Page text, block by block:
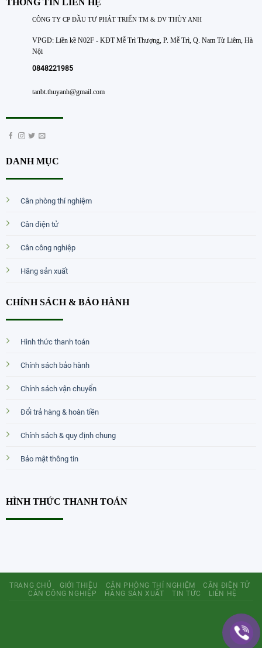
THÔNG TIN LIÊN HỆ
CÔNG TY CP ĐẦU TƯ PHÁT TRIỂN TM & DV THÙY ANH
VPGD: Liền kề N02F - KĐT Mễ Trì Thượng, P. Mễ Trì, Q. Nam Từ Liêm, Hà
Nội
0848221985
tanbt.thuyanh@gmail.com
DANH MỤC
Cân phòng thí nghiệm
Cân điện tử
Cân công nghiệp
Hãng sản xuất
CHÍNH SÁCH & BẢO HÀNH
Hình thức thanh toán
Chính sách bảo hành
Chính sách vận chuyển
Đổi trả hàng & hoàn tiền
Chính sách & quy định chung
Bảo mật thông tin
HÌNH THỨC THANH TOÁN
TRANG CHỦ GIỚI THIỆU CÂN PHÒNG THÍ NGHIỆM
CÂN ĐIỆN TỬ
CÂN CÔNG NGHIỆP
HÃNG SẢN XUẤT TIN TỨC LIÊN HỆ